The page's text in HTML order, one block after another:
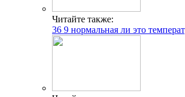
Читайте также:
36 9 нормальная ли это